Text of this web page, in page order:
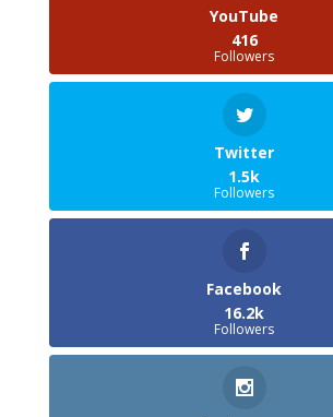
YouTube
416
Followers
Twitter
1.5k
Followers
Facebook
16.2k
Followers